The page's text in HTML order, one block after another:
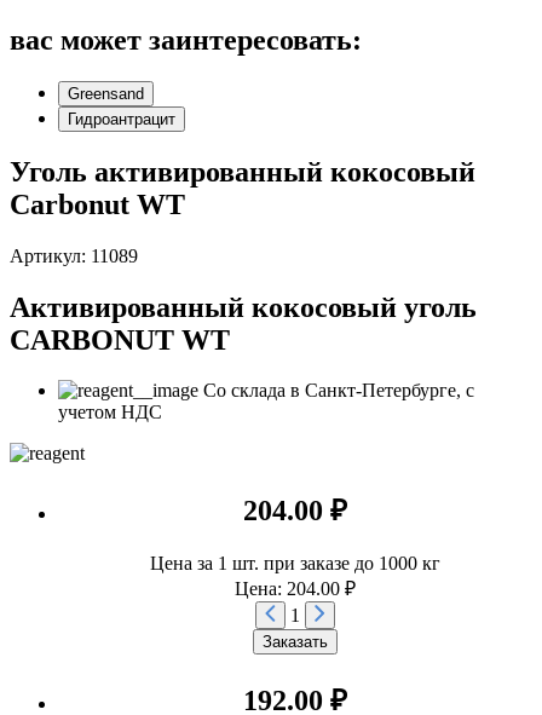
вас может заинтересовать:
Greensand
Гидроантрацит
Уголь активированный кокосовый
Carbonut WT
Артикул: 11089
Активированный кокосовый уголь
CARBONUT WT
Со склада в Санкт-Петербурге, с
учетом НДС
204.00 ₽
Цена за 1 шт. при заказе до 1000 кг
Цена: 204.00 ₽
1
Заказать
192.00 ₽